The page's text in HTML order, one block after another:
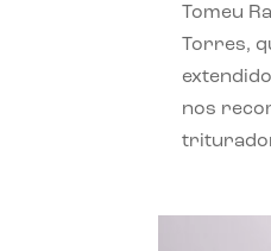
Tomeu
Torres,
nos